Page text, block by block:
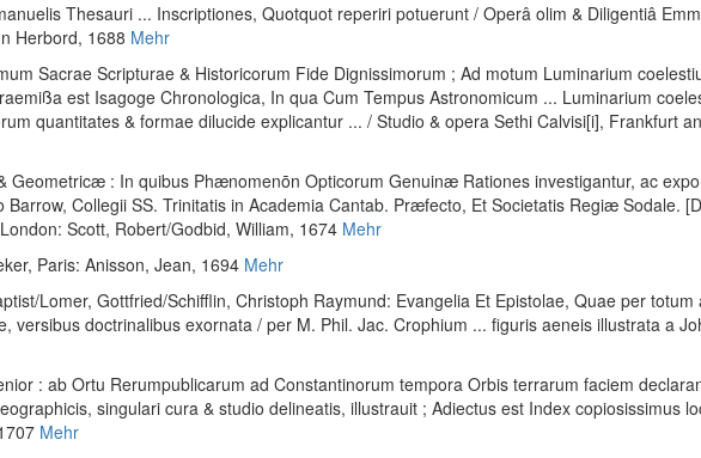
Thesauri ... Inscriptiones, Quotquot reperiri potuerunt / Operâ olim & Diligentiâ
Herbord, 1688 Mehr
Sacrae Scripturae & Historicorum Fide Dignissimorum ; Ad motum Luminarium
est Isagoge Chronologica, In qua Cum Tempus Astronomicum ... Luminarium
quantitates & formae dilucide explicantur ... / Studio & opera Sethi Calvisi[i], Frankfurt
Geometricæ : In quibus Phænomenōn Opticorum Genuinæ Rationes investigantur, ac
Collegii SS. Trinitatis in Academia Cantab. Præfecto, Et Societatis Regiæ Sodale.
Scott, Robert/Godbid, William, 1674 Mehr
, Paris: Anisson, Jean, 1694 Mehr
/Lomer, Gottfried/Schifflin, Christoph Raymund: Evangelia Et Epistolae, Quae per
versibus doctrinalibus exornata / per M. Phil. Jac. Crophium ... figuris aeneis illustrata a
: ab Ortu Rerumpublicarum ad Constantinorum tempora Orbis terrarum faciem
singulari cura & studio delineatis, illustrauit ; Adiectus est Index copiosissimus
Mehr